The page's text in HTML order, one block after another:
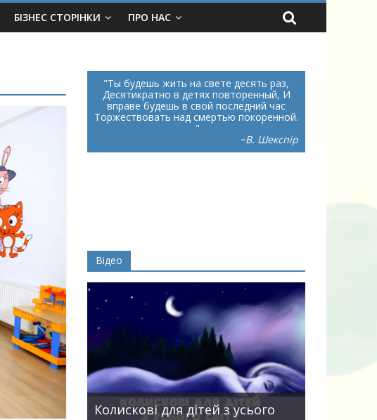
БІЗНЕС СТОРІНКИ ПРО НАС
Ты будешь жить на свете десять раз,
Десятикратно в детях повторенный, И
вправе будешь в свой последний час
Торжествовать над смертью покоренной.
~В. Шекспір
Відео
та
Колискові для дітей з усього